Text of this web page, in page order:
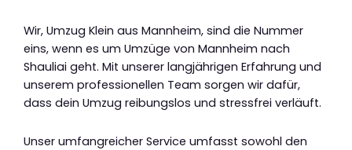
Wir, Umzug Klein aus Mannheim, sind die Nummer
eins, wenn es um Umzüge von Mannheim nach
Shauliai geht. Mit unserer langjährigen Erfahrung und
unserem professionellen Team sorgen wir dafür,
dass dein Umzug reibungslos und stressfrei verläuft.
Unser umfangreicher Service umfasst sowohl den